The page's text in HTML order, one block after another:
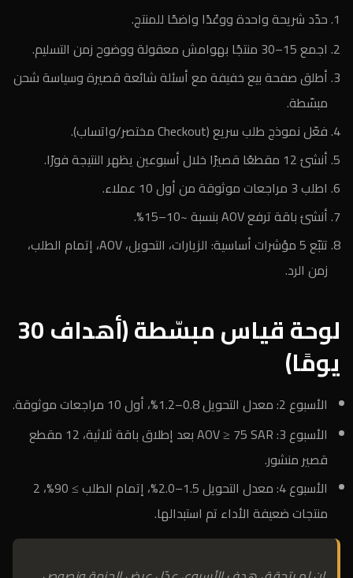
حدّد شريحة واحدة ووعْدًا واضحًا للمنتج.
اجمع 15–30 منتجًا بهوامش معقولة ووضوح زمن التسليم.
أطلق صفحة بيع خفيفة مع أسئلة شائعة قصيرة وسياسة شحن
مبسّطة.
فعّل نموذج طلب سريع (Checkout مختصر/واتساب).
أنشئ 12 مقطعًا قصيرًا خلال أسبوعين يظهر النتيجة فورًا.
اطلب 3 مراجعات موثوقة من أول 10 عملاء.
أنشئ باقة ترفع AOV بنسبة ~10–15%.
تتبّع 5 مؤشرات أساسية: الزيارات، التحويل، AOV، إتمام الطلب،
زمن الرد.
لوحة قياس مبسّطة (أهداف 30
يومًا)
الأسبوع 2: معدل التحويل 0.8–1.2%، أول 10 مراجعات موثوقة.
الأسبوع 3: AOV ≥ 75 SAR بعد إطلاق باقة ثلاثية، 12 مقطع
قصير منشور.
الأسبوع 4: معدل التحويل 1.5–2.0%، إتمام الطلب ≥ 90%، 2
منتجات ضعيفة الأداء تم استبدالها.